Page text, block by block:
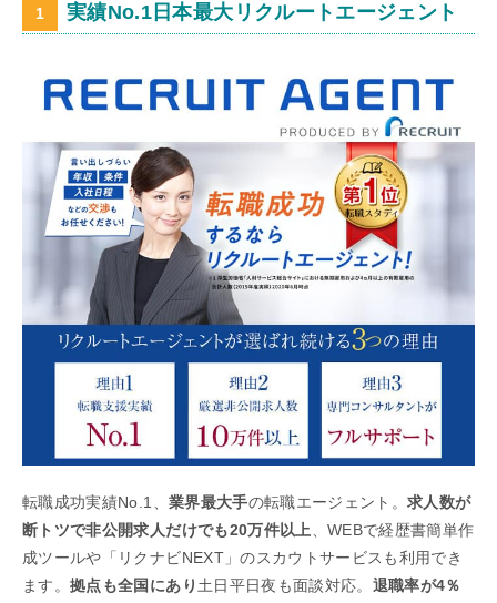
実績No.1日本最大リクルートエージェント
転職成功実績No.1、 業界最大手の転職エージェント。求人数が
断トツで非公開求人だけでも20万件以上、WEBで経歴書簡単作
成ツールや「リクナビNEXT」のスカウトサービスも利用でき
ます。拠点も全国にあり土日平日夜も面談対応。 退職率が4％